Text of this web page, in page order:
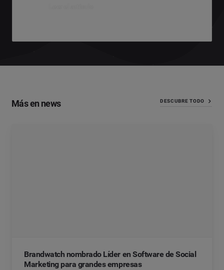
Más en news DESCUBRE TODO
Brandwatch nombrado Líder en Software de Social
Marketing para grandes empresas